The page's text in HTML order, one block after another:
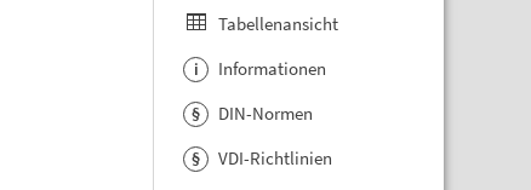
Tabellenansicht
i Informationen
§ DIN-Normen
§ VDI-Richtlinien